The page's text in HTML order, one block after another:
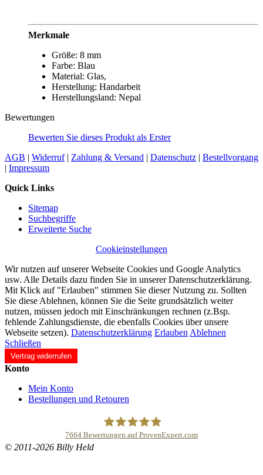
Merkmale
Größe: 8 mm
Farbe: Blau
Material: Glas,
Herstellung: Handarbeit
Herstellungsland: Nepal
Bewertungen
Bewerten Sie dieses Produkt als Erster
AGB | Widerruf| Zahlung & Versand | Datenschutz | Bestellvorgang
| Impressum
Quick Links
Sitemap
Suchbegriffe
Erweiterte Suche
Cookieinstellungen
Wir nutzen auf unserer Webseite Cookies und Google Analytics
usw. Alle Details dazu finden Sie in unserer Datenschutzerklärung.
Mit Klick auf "Erlauben" stimmen Sie dieser Nutzung zu. Sollten
Sie diese Ablehnen, können Sie die Seite grundsätzlich weiter
nutzen, müssen jedoch mit Einschränkungen rechnen (z.Bsp.
fehlende Zahlungsdienste, die ebenfalls Cookies über unsere
Webseite setzen). Datenschutzerklärung Erlauben Ablehnen
Schließen
Vertrag widerrufen
Konto
Mein Konto
Bestellungen und Retouren
7664 Bewertungen auf ProvenExpert.com
© 2011-2026 Billy Held